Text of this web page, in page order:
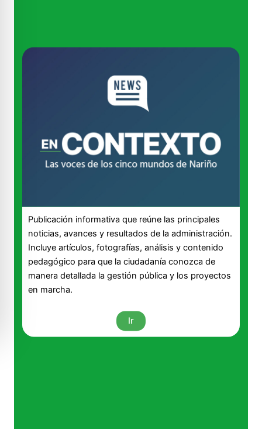
Publicación informativa que reúne las principales
noticias, avances y resultados de la administración.
Incluye artículos, fotografías, análisis y contenido
pedagógico para que la ciudadanía conozca de
manera detallada la gestión pública y los proyectos
en marcha.
Ir